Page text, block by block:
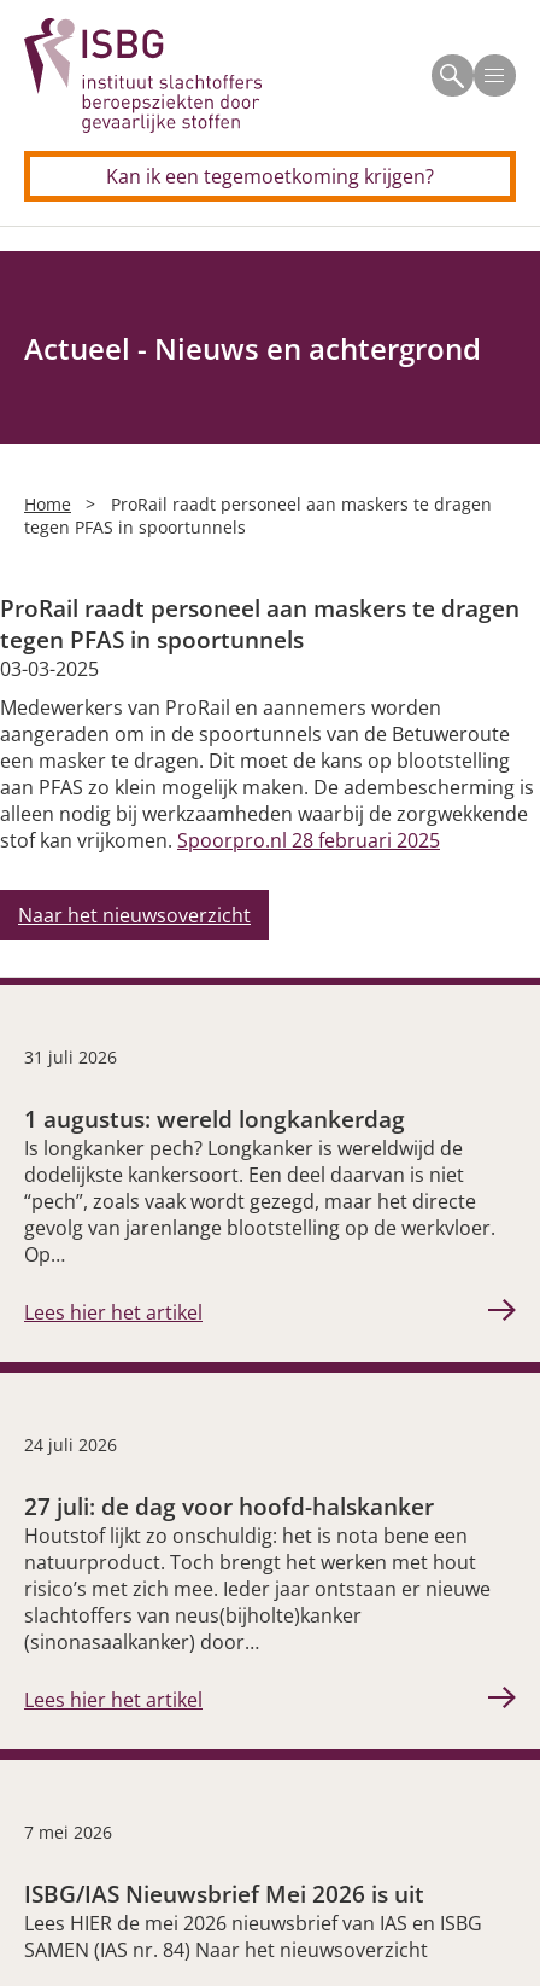
Beroepsziekten
Allergisch beroepsastma
CSE (schildersziekte)
Longkanker door asbest
Neus(bijholte)kanker door houtstof
Uw aanvraag in 5 stappen
Persoonlijke verhalen
Veelgestelde vragen
Voor professionals
CSE (schildersziekte)
Longkanker door silica
Neus(bijholte)kanker door houtstof
Very Brief Work Advice
Bestellen informatiemateriaal
Kan ik een tegemoetkoming krijgen?
Actueel - Nieuws en achtergrond
Home >
ProRail raadt personeel aan maskers te dragen
tegen PFAS in spoortunnels
ProRail raadt personeel aan maskers te dragen
tegen PFAS in spoortunnels
03-03-2025
Medewerkers van ProRail en aannemers worden
aangeraden om in de spoortunnels van de Betuweroute
een masker te dragen. Dit moet de kans op blootstelling
aan PFAS zo klein mogelijk maken. De adembescherming is
alleen nodig bij werkzaamheden waarbij de zorgwekkende
stof kan vrijkomen. Spoorpro.nl 28 februari 2025
Naar het nieuwsoverzicht
31 juli 2026
1 augustus: wereld longkankerdag
Is longkanker pech? Longkanker is wereldwijd de
dodelijkste kankersoort. Een deel daarvan is niet
“pech”, zoals vaak wordt gezegd, maar het directe
gevolg van jarenlange blootstelling op de werkvloer.
Op…
Lees hier het artikel
24 juli 2026
27 juli: de dag voor hoofd-halskanker
Houtstof lijkt zo onschuldig: het is nota bene een
natuurproduct. Toch brengt het werken met hout
risico’s met zich mee. Ieder jaar ontstaan er nieuwe
slachtoffers van neus(bijholte)kanker
(sinonasaalkanker) door…
Lees hier het artikel
7 mei 2026
ISBG/IAS Nieuwsbrief Mei 2026 is uit
Lees HIER de mei 2026 nieuwsbrief van IAS en ISBG
SAMEN (IAS nr. 84) Naar het nieuwsoverzicht